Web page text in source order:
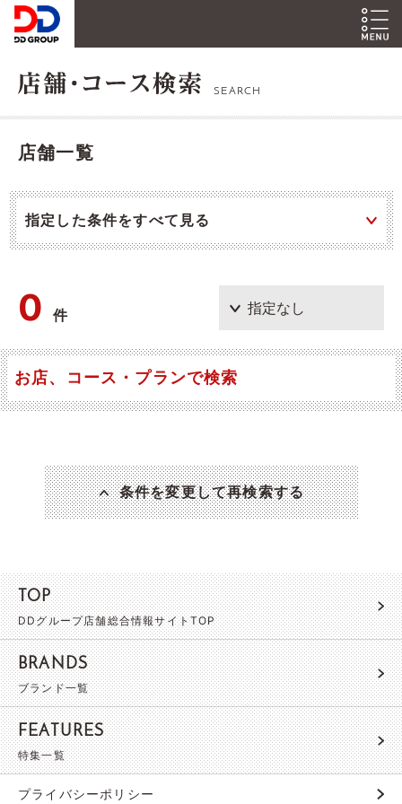
SEARCH
店舗一覧
指定した条件をすべて見る
0件
お店、コース・プランで検索
条件を変更して再検索する
TOP
DDグループ店舗総合情報サイトTOP
BRANDS
ブランド一覧
FEATURES
特集一覧
プライバシーポリシー